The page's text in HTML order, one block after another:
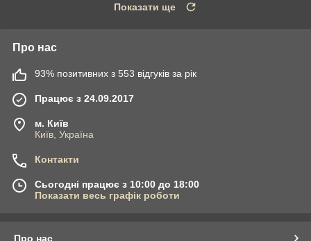
Показати ще
Про нас
93% позитивних з 553 відгуків за рік
Працює з 24.09.2017
м. Київ
Київ, Україна
Контакти
Сьогодні працює з 10:00 до 18:00
Показати весь графік роботи
Про нас